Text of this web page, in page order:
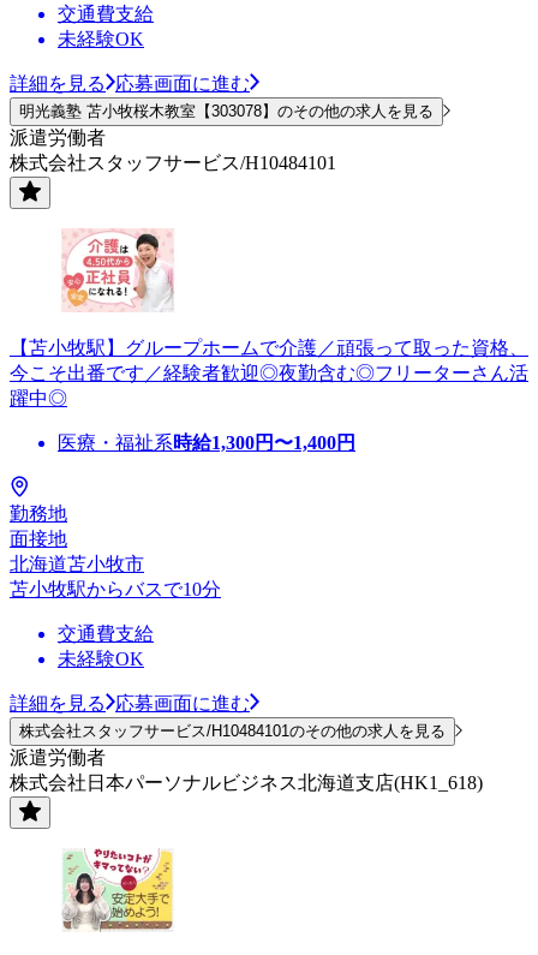
交通費支給
未経験OK
詳細を見る 応募画面に進む
明光義塾 苫小牧桜木教室【303078】のその他の求人を見る
派遣労働者
株式会社スタッフサービス/H10484101
【苫小牧駅】グループホームで介護／頑張って取った資格、
今こそ出番です／経験者歓迎◎夜勤含む◎フリーターさん活
躍中◎
医療・福祉系時給1,300円〜1,400円
勤務地
面接地
北海道苫小牧市
苫小牧駅からバスで10分
交通費支給
未経験OK
詳細を見る 応募画面に進む
株式会社スタッフサービス/H10484101のその他の求人を見る
派遣労働者
株式会社日本パーソナルビジネス北海道支店(HK1_618)